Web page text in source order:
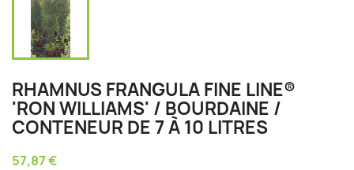
RHAMNUS FRANGULA FINE LINE®
'RON WILLIAMS' / BOURDAINE /
CONTENEUR DE 7 À 10 LITRES
57,87 €